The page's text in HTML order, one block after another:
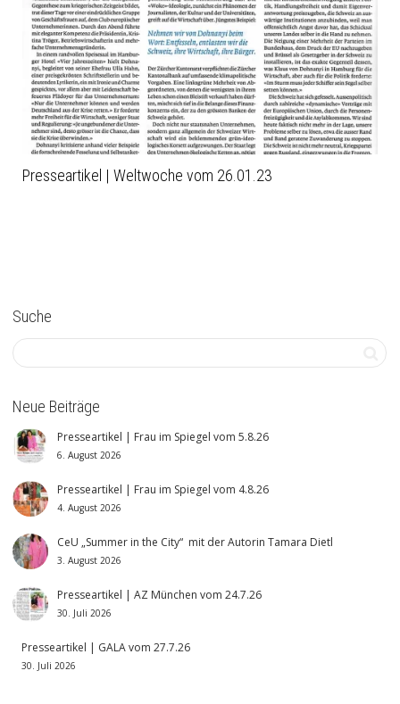
Presseartikel | Weltwoche vom 26.01.23
Suche
Neue Beiträge
Presseartikel | Frau im Spiegel vom 5.8.26
6. August 2026
Presseartikel | Frau im Spiegel vom 4.8.26
4. August 2026
CeU „Summer in the City“ mit der Autorin Tamara Dietl
3. August 2026
Presseartikel | AZ München vom 24.7.26
30. Juli 2026
Presseartikel | GALA vom 27.7.26
30. Juli 2026